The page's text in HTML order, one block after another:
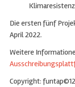
Die ersten fünf
April 2022.
Weitere
Copyright: